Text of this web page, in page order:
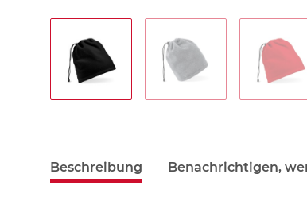
Beschreibung Benachrichtigen,